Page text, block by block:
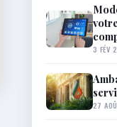
3 FÉV
27